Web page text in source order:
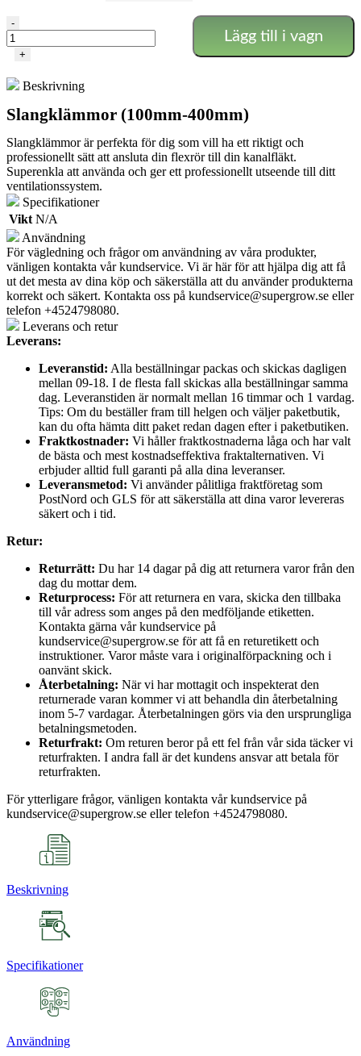
Snabbkopplingsklämmor
mängd
-
+
Lägg till i vagn
Beskrivning
Slangklämmor (100mm-400mm)
Slangklämmor är perfekta för dig som vill ha ett riktigt och
professionellt sätt att ansluta din flexrör till din kanalfläkt.
Superenkla att använda och ger ett professionellt utseende till ditt
ventilationssystem.
Specifikationer
Vikt N/A
Användning
För vägledning och frågor om användning av våra produkter,
vänligen kontakta vår kundservice. Vi är här för att hjälpa dig att få
ut det mesta av dina köp och säkerställa att du använder produkterna
korrekt och säkert. Kontakta oss på kundservice@supergrow.se eller
telefon +4524798080.
Leverans och retur
Leverans:
Leveranstid: Alla beställningar packas och skickas dagligen
mellan 09-18. I de flesta fall skickas alla beställningar samma
dag. Leveranstiden är normalt mellan 16 timmar och 1 vardag.
Tips: Om du beställer fram till helgen och väljer paketbutik,
kan du ofta hämta ditt paket redan dagen efter i paketbutiken.
Fraktkostnader: Vi håller fraktkostnaderna låga och har valt
de bästa och mest kostnadseffektiva fraktalternativen. Vi
erbjuder alltid full garanti på alla dina leveranser.
Leveransmetod: Vi använder pålitliga fraktföretag som
PostNord och GLS för att säkerställa att dina varor levereras
säkert och i tid.
Retur:
Returrätt: Du har 14 dagar på dig att returnera varor från den
dag du mottar dem.
Returprocess: För att returnera en vara, skicka den tillbaka
till vår adress som anges på den medföljande etiketten.
Kontakta gärna vår kundservice på
kundservice@supergrow.se för att få en returetikett och
instruktioner. Varor måste vara i originalförpackning och i
oanvänt skick.
Återbetalning: När vi har mottagit och inspekterat den
returnerade varan kommer vi att behandla din återbetalning
inom 5-7 vardagar. Återbetalningen görs via den ursprungliga
betalningsmetoden.
Returfrakt: Om returen beror på ett fel från vår sida täcker vi
returfrakten. I andra fall är det kundens ansvar att betala för
returfrakten.
För ytterligare frågor, vänligen kontakta vår kundservice på
kundservice@supergrow.se eller telefon +4524798080.
Beskrivning
Specifikationer
Användning